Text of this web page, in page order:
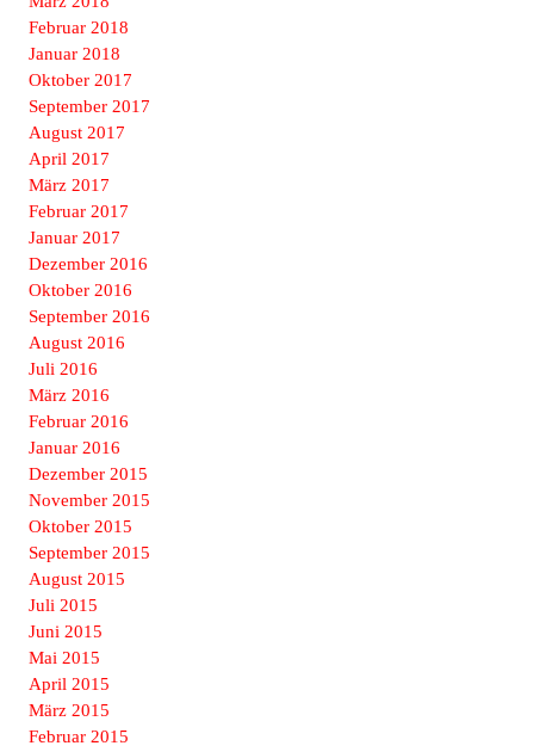
Februar 2018
Januar 2018
Oktober 2017
September 2017
August 2017
April 2017
März 2017
Februar 2017
Januar 2017
Dezember 2016
Oktober 2016
September 2016
August 2016
Juli 2016
März 2016
Februar 2016
Januar 2016
Dezember 2015
November 2015
Oktober 2015
September 2015
August 2015
Juli 2015
Juni 2015
Mai 2015
April 2015
März 2015
Februar 2015